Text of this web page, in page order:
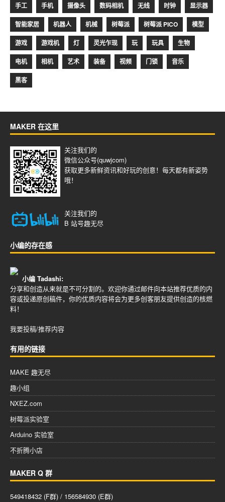
手工 手机 摄像头 数码相机 无线 时钟 显示器
智能家居 机器人 机械 树莓派 树莓派 PICO 模型
游戏 游戏机 灯 灵光乍现 玩 玩具 生物
电机 相机 艺术 装备 视频 门锁 音乐
黑客
MAKER 在这里
关注我们的
微信公众号(quwjcom)
获取更多新鲜资讯和好玩的创意！每天都有新姿势
哦！
关注我们的
B 站号趣无尽
小编的存在感
小编 Tadashi:
分享和创造从来就是不可分割的。欢迎你通过邮件向本站推荐优质的内
容或投递原创稿件，你的优质内容将会为更多创客朋友提供创造的核燃
料！
我要投稿/推荐内容
有用的链接
MAKE 趣无尽
趣小组
NXEZ.com
树莓派实验室
Arduino 实验室
不折腾小店
MAKER Q 群
549418432 (F群) / 156584930 (E群)